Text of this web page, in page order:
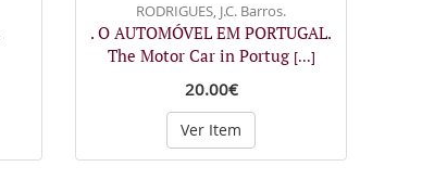
RODRIGUES, J.C. Barros.
. O AUTOMÓVEL EM PORTUGAL.
The Motor Car in Portug [...]
20.00€
Ver Item